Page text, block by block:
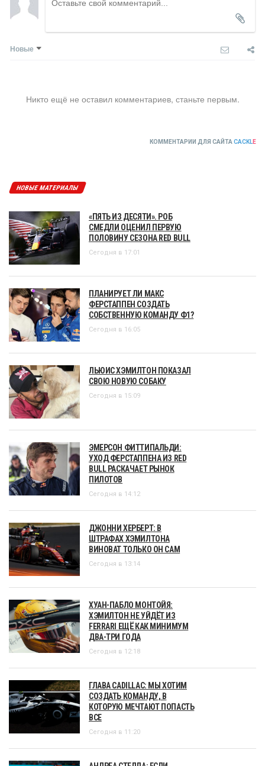
Новые
Никто ещё не оставил комментариев, станьте первым.
КОММЕНТАРИИ ДЛЯ САЙТА CACKLE
НОВЫЕ МАТЕРИАЛЫ
«ПЯТЬ ИЗ ДЕСЯТИ». РОБ
СМЕДЛИ ОЦЕНИЛ ПЕРВУЮ
ПОЛОВИНУ СЕЗОНА RED BULL
Сегодня в 17:01
ПЛАНИРУЕТ ЛИ МАКС
ФЕРСТАППЕН СОЗДАТЬ
СОБСТВЕННУЮ КОМАНДУ Ф1?
Сегодня в 16:05
ЛЬЮИС ХЭМИЛТОН ПОКАЗАЛ
СВОЮ НОВУЮ СОБАКУ
Сегодня в 15:09
ЭМЕРСОН ФИТТИПАЛЬДИ:
УХОД ФЕРСТАППЕНА ИЗ RED
BULL РАСКАЧАЕТ РЫНОК
ПИЛОТОВ
Сегодня в 14:12
ДЖОННИ ХЕРБЕРТ: В
ШТРАФАХ ХЭМИЛТОНА
ВИНОВАТ ТОЛЬКО ОН САМ
Сегодня в 13:14
ХУАН-ПАБЛО МОНТОЙЯ:
ХЭМИЛТОН НЕ УЙДЁТ ИЗ
FERRARI ЕЩЁ КАК МИНИМУМ
ДВА-ТРИ ГОДА
Сегодня в 12:18
ГЛАВА CADILLAC: МЫ ХОТИМ
СОЗДАТЬ КОМАНДУ, В
КОТОРУЮ МЕЧТАЮТ ПОПАСТЬ
ВСЕ
Сегодня в 11:20